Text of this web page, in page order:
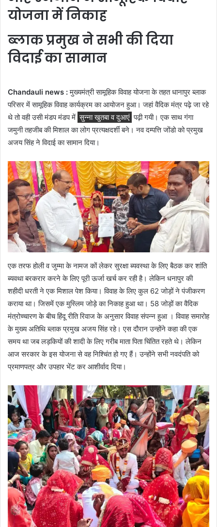
योजना में निकाह
ब्लाक प्रमुख ने सभी की दिया
विदाई का सामान
Chandauli news :मुख्यमंत्री सामूहिक विवाह योजना के तहत धानापुर ब्लाक
परिसर में सामूहिक विवाह कार्यक्रम का आयोजन हुआ। जहां वैदिक मंत्र पढ़े जा रहे
थे तो वही उसी मंडप मंडप में सुन्ना खुतबा व दुआएं पढ़ी गयी। एक साथ गंगा
जमुनी तहजीब की मिशाल का लोग प्रत्यक्षदर्शी बने। नव दम्पत्ति जोंडो को प्रमुख
अजय सिंह ने विदाई का सामान दिया।
एक तरफ होली व जुम्मा के नामज कों लेकर सुरक्षा ब्यवस्था के लिए बैठक कर शांति
ब्यवथा बरकरार करने के लिए पूरी ऊर्जा खर्च कर रही है। लेकिन धनापुर की
शहीदी धरती ने एक मिशाल पेश किया। विवाह के लिए कुल 62 जोड़ों ने पंजीकरण
कराया था। जिसमें एक मुस्लिम जोड़े का निकाह हुआ था। 58 जोड़ों का वैदिक
मंत्रोच्चारण के बीच हिंदू रीति रिवाज के अनुसार विवाह संपन्न हुआ । विवाह समारोह
के मुख्य अतिथि ब्लाक प्रमुख अजय सिंह रहे। एस दौरान उन्होंने कहा की एक
समय था जब लड़कियों की शादी के लिए गरीब माता पिता चिंतित रहते थे। लेकिन
आज सरकार के इस योजना से वह निश्चिंत हो गए हैं। उन्होंने सभी नवदंपति को
प्रमाणपत्र और उपहार भेंट कर आशीर्वाद दिया।